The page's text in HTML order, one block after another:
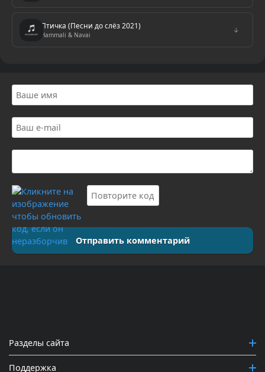
Птичка (Песни до слёз 2021)
Hammali & Navai
↓
Отправить комментарий
Разделы сайта
Поддержка